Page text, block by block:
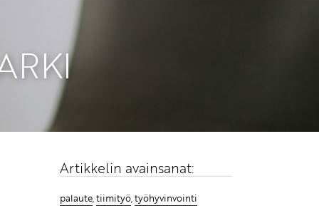
Artikkelin avainsanat:
palaute,tiimityö,työhyvinvointi